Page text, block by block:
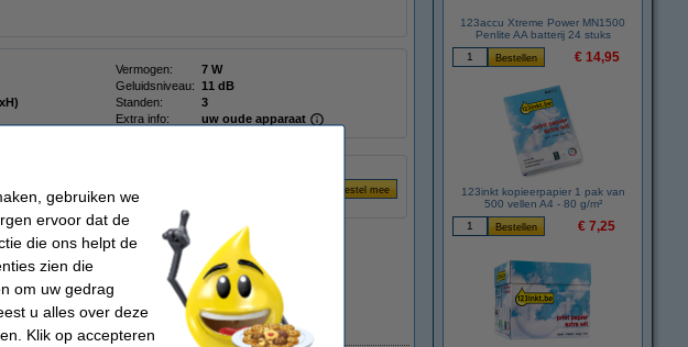
Vermogen:
7 W
Geluidsniveau: 11 dB
Standen:
3
Extra info: uw oude apparaat
Direct leverbaar
123accu Xtreme Power MN1500
Penlite AA batterij 24 stuks
€ 14,95
123inkt kopieerpapier 1 pak van
500 vellen A4 - 80 g/m²
€ 7,25
gebruiken we
ervoor dat de
die ons helpt de
zien die
om uw gedrag
u alles over deze
Klik op accepteren